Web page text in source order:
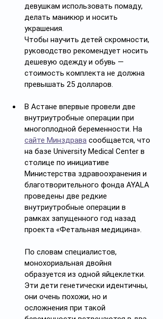
девушкам использовать помаду,
делать маникюр и носить
украшения.
Чтобы научить детей скромности,
руководство рекомендует носить
дешевую одежду и обувь —
стоимость комплекта не должна
превышать 25 долларов.
В Астане впервые провели две
внутриутробные операции при
многоплодной беременности. На
сайте Минздрава сообщается, что
на базе University Medical Center в
столице по инициативе
Министерства здравоохранения и
благотворительного фонда AYALA
проведены две редкие
внутриутробные операции в
рамках запущенного год назад
проекта «Фетальная медицина».
По словам специалистов,
монохориальная двойня
образуется из одной яйцеклетки.
Эти дети генетически идентичны,
они очень похожи, но и
осложнения при такой